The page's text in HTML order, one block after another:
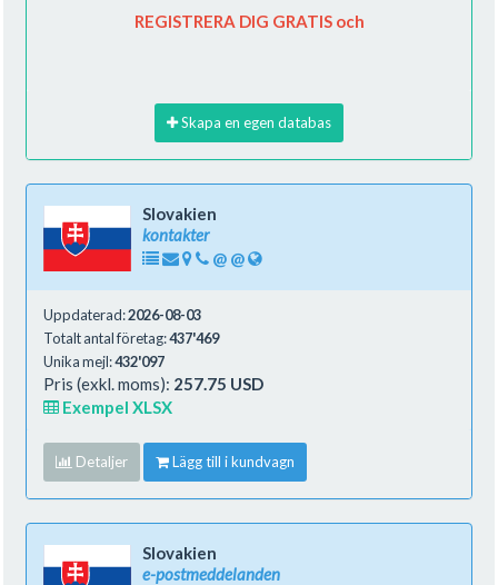
REGISTRERA DIG GRATIS och
Skapa en egen databas
Slovakien
kontakter
@ @
Uppdaterad:2026-08-03
Totalt antal företag:437'469
Unika mejl:432'097
Pris (exkl. moms): 257.75 USD
Exempel XLSX
Detaljer Lägg till i kundvagn
Slovakien
e-postmeddelanden